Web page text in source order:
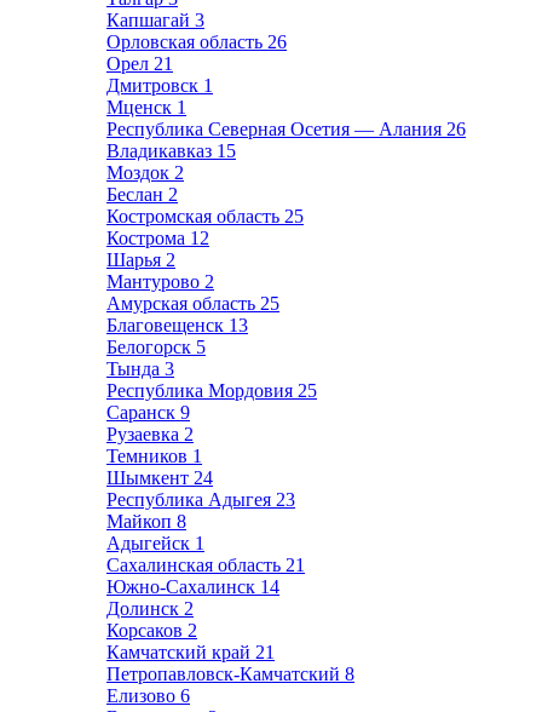
Капшагай 3
Орловская область 26
Орел 21
Дмитровск 1
Мценск 1
Республика Северная Осетия — Алания 26
Владикавказ 15
Моздок 2
Беслан 2
Костромская область 25
Кострома 12
Шарья 2
Мантурово 2
Амурская область 25
Благовещенск 13
Белогорск 5
Тында 3
Республика Мордовия 25
Саранск 9
Рузаевка 2
Темников 1
Шымкент 24
Республика Адыгея 23
Майкоп 8
Адыгейск 1
Сахалинская область 21
Южно-Сахалинск 14
Долинск 2
Корсаков 2
Камчатский край 21
Петропавловск-Камчатский 8
Елизово 6